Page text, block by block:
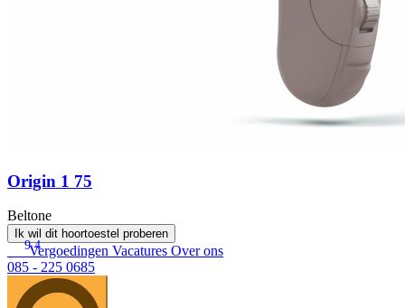
Origin 1 75
Beltone
Ik wil dit hoortoestel proberen
9.4
Vergoedingen Vacatures Over ons
085 - 225 0685